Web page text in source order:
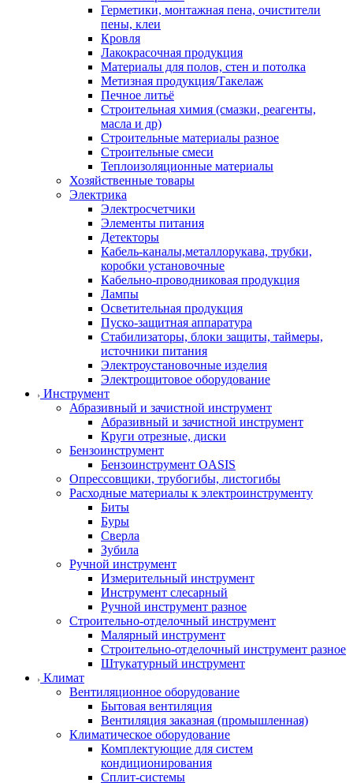
Герметики, монтажная пена, очистители
пены, клеи
Кровля
Лакокрасочная продукция
Материалы для полов, стен и потолка
Метизная продукция/Такелаж
Печное литьё
Строительная химия (смазки, реагенты,
масла и др)
Строительные материалы разное
Строительные смеси
Теплоизоляционные материалы
Хозяйственные товары
Электрика
Электросчетчики
Элементы питания
Детекторы
Кабель-каналы,металлорукава, трубки,
коробки установочные
Кабельно-проводниковая продукция
Лампы
Осветительная продукция
Пуско-защитная аппаратура
Стабилизаторы, блоки защиты, таймеры,
источники питания
Электроустановочные изделия
Электрощитовое оборудование
Инструмент
Абразивный и зачистной инструмент
Абразивный и зачистной инструмент
Круги отрезные, диски
Бензоинструмент
Бензоинструмент OASIS
Опрессовщики, трубогибы, листогибы
Расходные материалы к электроинструменту
Биты
Буры
Сверла
Зубила
Ручной инструмент
Измерительный инструмент
Инструмент слесарный
Ручной инструмент разное
Строительно-отделочный инструмент
Малярный инструмент
Строительно-отделочный инструмент разное
Штукатурный инструмент
Климат
Вентиляционное оборудование
Бытовая вентиляция
Вентиляция заказная (промышленная)
Климатическое оборудование
Комплектующие для систем
кондиционирования
Сплит-системы